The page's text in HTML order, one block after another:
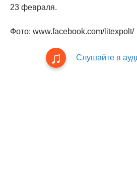
23 февраля.
Фото: www.facebook.com/litexpolt/
Слушайте в